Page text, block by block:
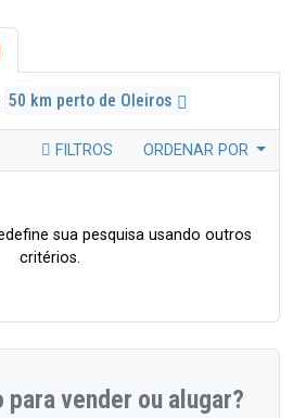
50 km perto de Oleiros
FILTROS ORDENAR POR
sua pesquisa usando outros
critérios.
vender ou alugar?